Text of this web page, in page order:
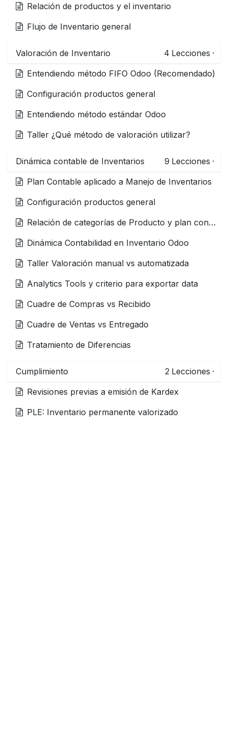
Relación de productos y el inventario
Flujo de Inventario general
Valoración de Inventario 4 Lecciones ·
Entendiendo método FIFO Odoo (Recomendado)
Configuración productos general
Entendiendo método estándar Odoo
Taller ¿Qué método de valoración utilizar?
Dinámica contable de Inventarios 9 Lecciones ·
Plan Contable aplicado a Manejo de Inventarios
Configuración productos general
Relación de categorías de Producto y plan contable
Dinámica Contabilidad en Inventario Odoo
Taller Valoración manual vs automatizada
Analytics Tools y criterio para exportar data
Cuadre de Compras vs Recibido
Cuadre de Ventas vs Entregado
Tratamiento de Diferencias
Cumplimiento 2 Lecciones ·
Revisiones previas a emisión de Kardex
PLE: Inventario permanente valorizado